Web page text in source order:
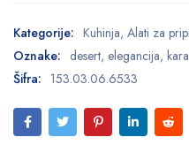
Kategorije: Kuhinja, Alati za
Oznake: desert, elegancija,
Šifra: 153.03.06.6533